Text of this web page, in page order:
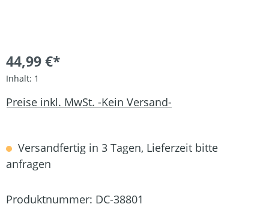
44,99 €*
Inhalt: 1
Preise inkl. MwSt. -Kein Versand-
Versandfertig in 3 Tagen, Lieferzeit bitte
anfragen
Produktnummer: DC-38801